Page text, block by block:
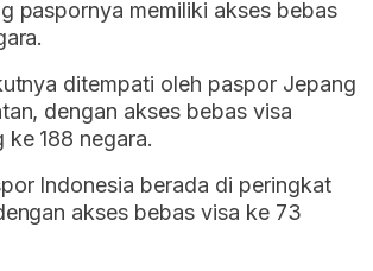
paspornya memiliki akses bebas
.
ditempati oleh paspor Jepang
dengan akses bebas visa
ke 188 negara.
Indonesia berada di peringkat
akses bebas visa ke 73